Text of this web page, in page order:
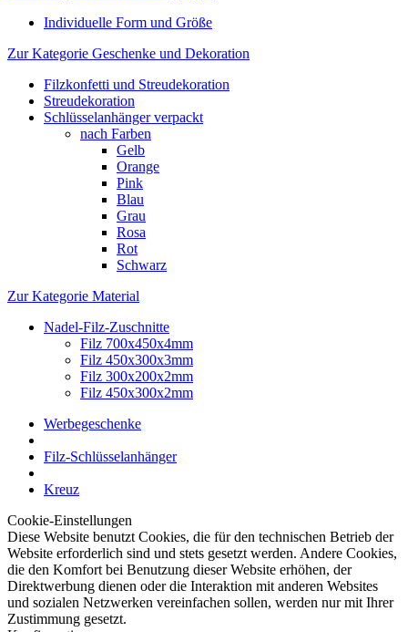
Individuelle Form und Größe
Zur Kategorie Geschenke und Dekoration
Filzkonfetti und Streudekoration
Streudekoration
Schlüsselanhänger verpackt
nach Farben
Gelb
Orange
Pink
Blau
Grau
Rosa
Rot
Schwarz
Zur Kategorie Material
Nadel-Filz-Zuschnitte
Filz 700x450x4mm
Filz 450x300x3mm
Filz 300x200x2mm
Filz 450x300x2mm
Werbegeschenke
Filz-Schlüsselanhänger
Kreuz
Cookie-Einstellungen
Diese Website benutzt Cookies, die für den technischen Betrieb der
Website erforderlich sind und stets gesetzt werden. Andere Cookies,
die den Komfort bei Benutzung dieser Website erhöhen, der
Direktwerbung dienen oder die Interaktion mit anderen Websites
und sozialen Netzwerken vereinfachen sollen, werden nur mit Ihrer
Zustimmung gesetzt.